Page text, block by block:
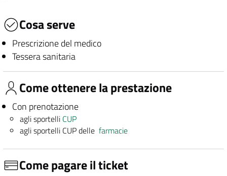
Cosa serve
Prescrizione del medico
Tessera sanitaria
Come ottenere la prestazione
Con prenotazione
agli sportelli CUP
agli sportelli CUP dellefarmacie
Come pagare il ticket